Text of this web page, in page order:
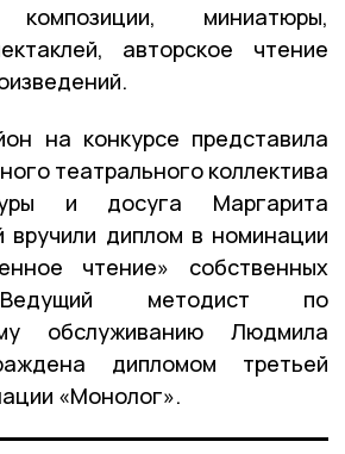
композиции, миниатюры,
авторское чтение
на конкурсе представила
театрального коллектива
и досуга Маргарита
вручили диплом в номинации
чтение» собственных
методист по
обслуживанию Людмила
дипломом третьей
«Монолог».